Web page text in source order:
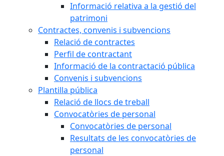
Informació relativa a la gestió del
patrimoni
Contractes, convenis i subvencions
Relació de contractes
Perfil de contractant
Informació de la contractació pública
Convenis i subvencions
Plantilla pública
Relació de llocs de treball
Convocatòries de personal
Convocatòries de personal
Resultats de les convocatòries de
personal